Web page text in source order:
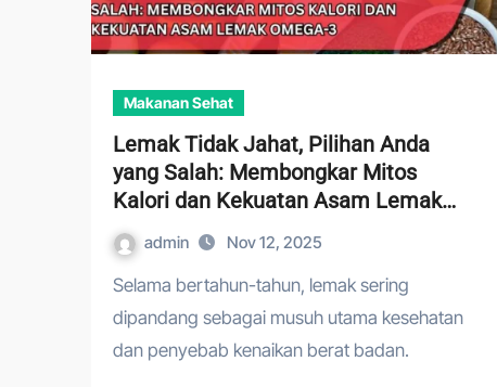
Makanan Sehat
Lemak Tidak Jahat, Pilihan Anda
yang Salah: Membongkar Mitos
Kalori dan Kekuatan Asam Lemak
Omega-3
admin Nov 12, 2025
Selama bertahun-tahun, lemak sering
dipandang sebagai musuh utama kesehatan
dan penyebab kenaikan berat badan.